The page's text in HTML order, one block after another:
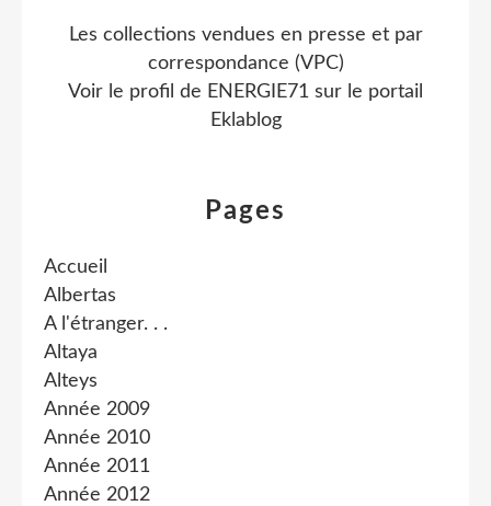
Pages
Accueil
Albertas
A l'étranger. . .
Altaya
Alteys
Année 2009
Année 2010
Année 2011
Année 2012
Les collections vendues en presse et par
correspondance (VPC)
Voir le profil de ENERGIE71 sur le portail
Eklablog